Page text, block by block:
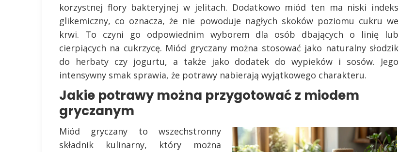
korzystnej flory bakteryjnej w jelitach. Dodatkowo miód ten ma niski indeks
glikemiczny, co oznacza, że nie powoduje nagłych skoków poziomu cukru we
krwi. To czyni go odpowiednim wyborem dla osób dbających o linię lub
cierpiących na cukrzycę. Miód gryczany można stosować jako naturalny słodzik
do herbaty czy jogurtu, a także jako dodatek do wypieków i sosów. Jego
intensywny smak sprawia, że potrawy nabierają wyjątkowego charakteru.
Jakie potrawy można przygotować z miodem
gryczanym
Miód gryczany to wszechstronny
składnik kulinarny, który można